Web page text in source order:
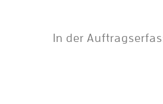
In der